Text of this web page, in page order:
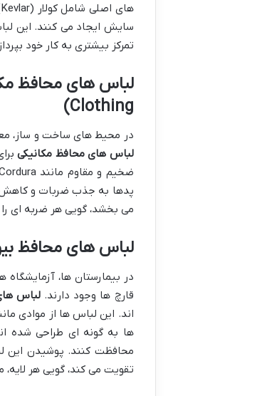
سایش ایجاد می کنند. این
تمرکز بیشتری به کار خود
لباس های محافظ
Clothing)
در محیط های ساخت و ساز،
لباس های محافظ مکانیکی
پدها به جذب ضربات و کاهش
می بخشد، گویی هر ضربه ای
لباس های محافظ
در بیمارستان ها،
قارچ ها وجود دارند.لباس
ها به گونه ای طراحی شده
محافظت کنند. پوشیدن
تقویت می کند، گویی هر